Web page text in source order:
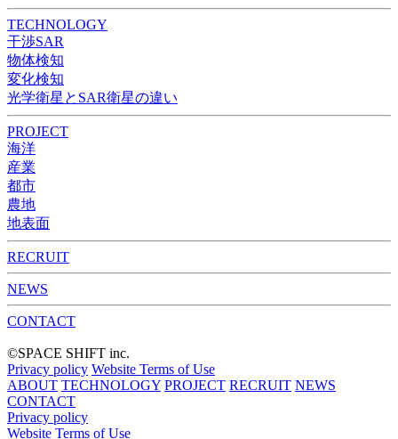
TECHNOLOGY
干渉SAR
物体検知​​
変化検知​
光学衛星とSAR衛星の違い
PROJECT
海洋
産業
都市​
農地
地表面
RECRUIT
NEWS
CONTACT
©︎SPACE SHIFT inc.
Privacy policy Website Terms of Use
ABOUT TECHNOLOGY PROJECT RECRUIT NEWS
CONTACT
Privacy policy
Website Terms of Use